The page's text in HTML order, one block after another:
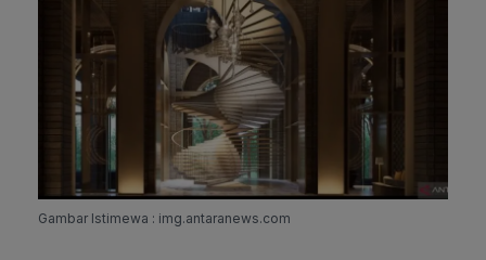
Gambar Istimewa : img.antaranews.com